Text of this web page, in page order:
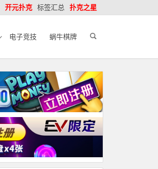
开元扑克 标签汇总 扑克之星
电子竞技 蜗牛棋牌